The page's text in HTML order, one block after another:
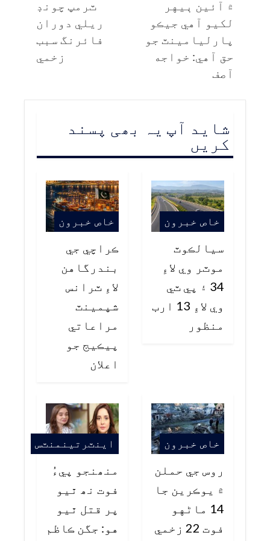
۾ آئين ٻيهر
لکيو آهي جيڪو
پارليامينٽ جو
حق آهي: خواجه
آصف
ٽرمپ چونڊ
ريلي دوران
فائرنگ سبب
زخمي
شاید آپ یہ بھی پسند
کریں
خاص خبرون
سيالڪوٽ
موٽر وي لاءِ
34 ۽ پي ٽي
وي لاءِ 13 ارب
منظور
خاص خبرون
ڪراچي جي
بندرگاهن
لاءِ ٽرانس
شپمينٽ
مراعاتي
پيڪيج جو
اعلان
خاص خبرون
روس جي حملن
۾ يوڪرين جا
14 ماڻهو
فوت 22 زخمي
اينٽرتينمنٽس
منھنجو پيءُ
فوت نھ ٿيو
پر قتل ٿيو
هو: جگن ڪاظم